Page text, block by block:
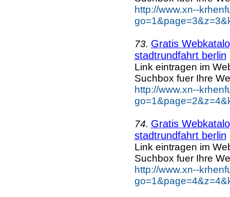
http://www.xn--
73. Gratis
stadtrundfahrt berlin
Link eintragen im
Suchbox fuer Ihre
http://www.xn--
74. Gratis
stadtrundfahrt berlin
Link eintragen im
Suchbox fuer Ihre
http://www.xn--